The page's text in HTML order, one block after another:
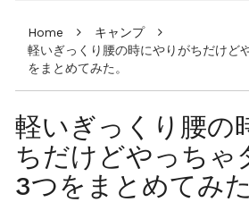
Home
キャンプ
軽いぎっくり腰の時にやりがちだけど
をまとめてみた。
軽いぎっくり腰の
ちだけどやっちゃ
3つをまとめてみた